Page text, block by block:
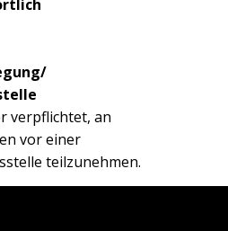
verpflichtet, an
vor einer
teilzunehmen.